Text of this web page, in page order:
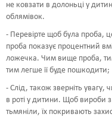
не ковзати в долоньці у
облямівок.
- Перевірте щоб була проба,
проба показує процентний
ложечка. Чим вище проба,
тим легше її буде пошкодити;
- Слід, також зверніть
в роті у дитини. Щоб вироби
тьмяніли, їх покривають